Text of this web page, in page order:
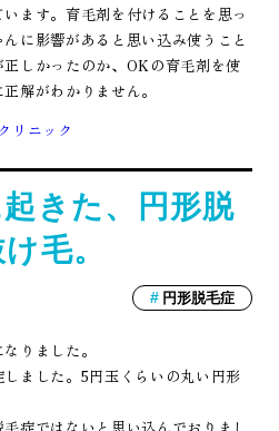
ます。育毛剤を付けることを思っ
に影響があると思い込み使うこと
しかったのか、OKの育毛剤を使
解がわかりません。
リニック
きた、円形脱
毛。
円形脱毛症
なりました。
ました。5円玉くらいの丸い円形